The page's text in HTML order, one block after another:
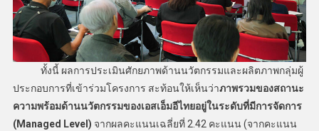
ทั้งนี้ ผลการประเมินศักยภาพด้านนวัตกรรมและผลิตภาพกลุ่มผู้
ประกอบการที่เข้าร่วมโครงการ สะท้อนให้เห็นว่าภาพรวมของสถานะ
ความพร้อมด้านนวัตกรรมของเอสเอ็มอีไทยอยู่ในระดับที่มีการจัดการ
(Managed Level) จากผลคะแนนเฉลี่ยที่ 2.42 คะแนน (จากคะแนน